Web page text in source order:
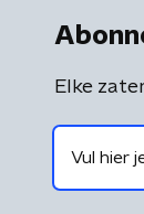
Elke